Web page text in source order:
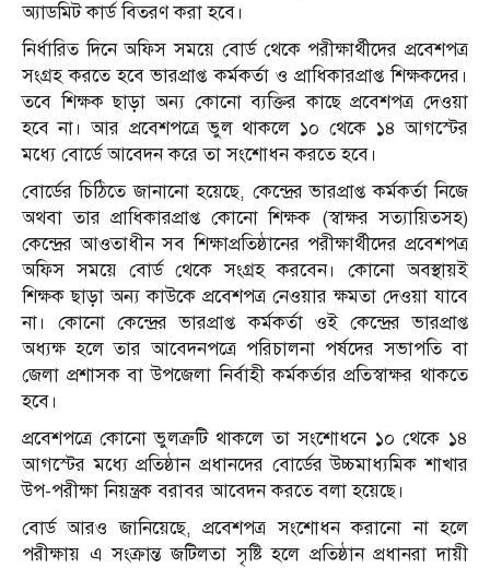
অ্যাডমিট কার্ড বিতরণ করা হবে।
নির্ধারিত দিনে অফিস সময়ে বোর্ড থেকে পরীক্ষার্থীদের প্রবেশপত্র
সংগ্রহ করতে হবে ভারপ্রাপ্ত কর্মকর্তা ও প্রাধিকারপ্রাপ্ত শিক্ষকদের।
তবে শিক্ষক ছাড়া অন্য কোনো ব্যক্তির কাছে প্রবেশপত্র দেওয়া
হবে না। আর প্রবেশপত্রে ভুল থাকলে ১০ থেকে ১৪ আগস্টের
মধ্যে বোর্ডে আবেদন করে তা সংশোধন করতে হবে।
বোর্ডের চিঠিতে জানানো হয়েছে, কেন্দ্রের ভারপ্রাপ্ত কর্মকর্তা নিজে
অথবা তার প্রাধিকারপ্রাপ্ত কোনো শিক্ষক (স্বাক্ষর সত্যায়িতসহ)
কেন্দ্রের আওতাধীন সব শিক্ষাপ্রতিষ্ঠানের পরীক্ষার্থীদের প্রবেশপত্র
অফিস সময়ে বোর্ড থেকে সংগ্রহ করবেন। কোনো অবস্থায়ই
শিক্ষক ছাড়া অন্য কাউকে প্রবেশপত্র নেওয়ার ক্ষমতা দেওয়া যাবে
না। কোনো কেন্দ্রের ভারপ্রাপ্ত কর্মকর্তা ওই কেন্দ্রের ভারপ্রাপ্ত
অধ্যক্ষ হলে তার আবেদনপত্রে পরিচালনা পর্ষদের সভাপতি বা
জেলা প্রশাসক বা উপজেলা নির্বাহী কর্মকর্তার প্রতিস্বাক্ষর থাকতে
হবে।
প্রবেশপত্রে কোনো ভুলত্রুটি থাকলে তা সংশোধনে ১০ থেকে ১৪
আগস্টের মধ্যে প্রতিষ্ঠান প্রধানদের বোর্ডের উচ্চমাধ্যমিক শাখার
উপ-পরীক্ষা নিয়ন্ত্রক বরাবর আবেদন করতে বলা হয়েছে।
বোর্ড আরও জানিয়েছে, প্রবেশপত্র সংশোধন করানো না হলে
পরীক্ষায় এ সংক্রান্ত জটিলতা সৃষ্টি হলে প্রতিষ্ঠান প্রধানরা দায়ী